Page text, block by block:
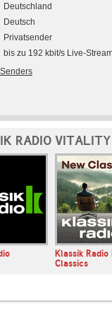
Deutschland
Deutsch
Privatsender
bis zu 192 kbit/s Live-
RADIO
Klassik Radio
Classics